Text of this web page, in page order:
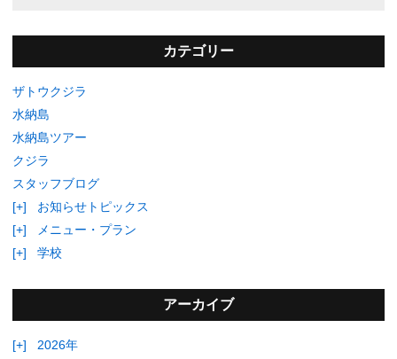
カテゴリー
ザトウクジラ
水納島
水納島ツアー
クジラ
スタッフブログ
[+]
お知らせトピックス
[+]
メニュー・プラン
[+]
学校
アーカイブ
[+]
2026年